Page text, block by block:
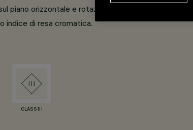
piano orizzontale e rotazione di 355° attorno
indice di resa cromatica.
CLASS III